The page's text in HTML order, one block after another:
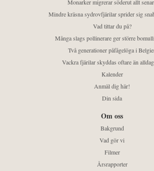
Monarker migrerar söderut allt
Mindre kräsna sydrovfjärilar sprider sig
Vad tittar du på?
Många slags pollinerare ger större
Två generationer påfågelöga i
Vackra fjärilar skyddas oftare än
Kalender
Anmäl dig här!
Din sida
Om oss
Bakgrund
Vad gör vi
Filmer
Årsrapporter